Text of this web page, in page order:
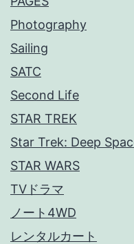
Photography
Sailing
SATC
Second Life
STAR TREK
Star Trek: Deep
STAR WARS
TVドラマ
ノート4WD
レンタルカート